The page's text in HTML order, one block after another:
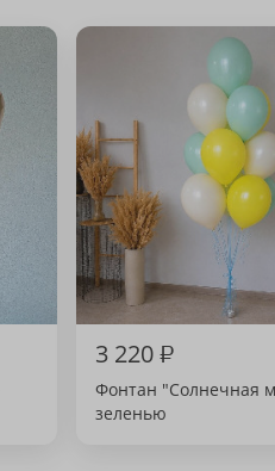
3 220₽
Фонтан "Солнечная
зеленью